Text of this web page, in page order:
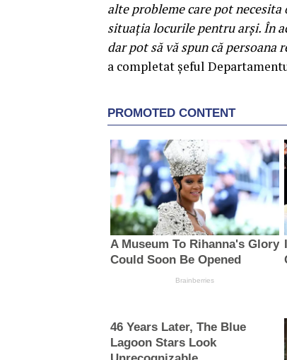
alte probleme care pot necesita
situaţia locurile pentru arşi. În
dar pot să vă spun că persoana
a completat şeful